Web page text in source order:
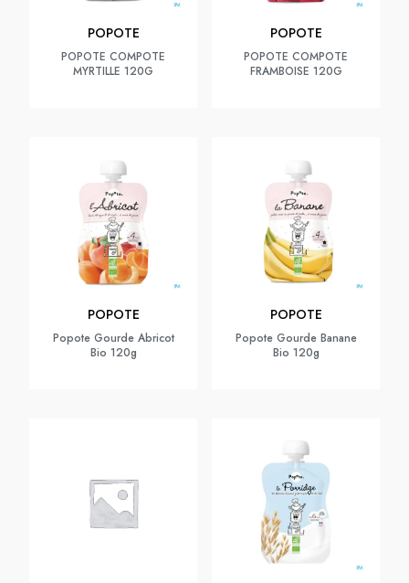
POPOTE
POPOTE COMPOTE
MYRTILLE 120G
POPOTE
POPOTE COMPOTE
FRAMBOISE 120G
POPOTE
Popote Gourde Abricot
Bio 120g
POPOTE
Popote Gourde Banane
Bio 120g